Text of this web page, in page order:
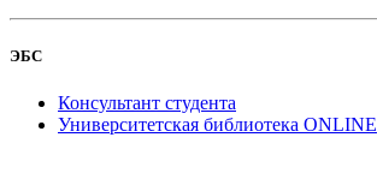
ЭБС
Консультант студента
Университетская библиотека ONLINE